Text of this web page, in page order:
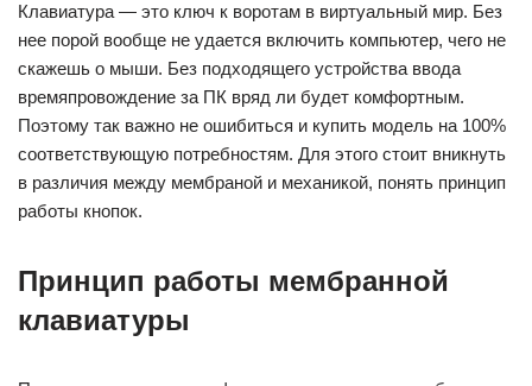
Клавиатура — это ключ к воротам в виртуальный мир. Без
нее порой вообще не удается включить компьютер, чего не
скажешь о мыши. Без подходящего устройства ввода
времяпровождение за ПК вряд ли будет комфортным.
Поэтому так важно не ошибиться и купить модель на 100%
соответствующую потребностям. Для этого стоит вникнуть
в различия между мембраной и механикой, понять принцип
работы кнопок.
Принцип работы мембранной
клавиатуры